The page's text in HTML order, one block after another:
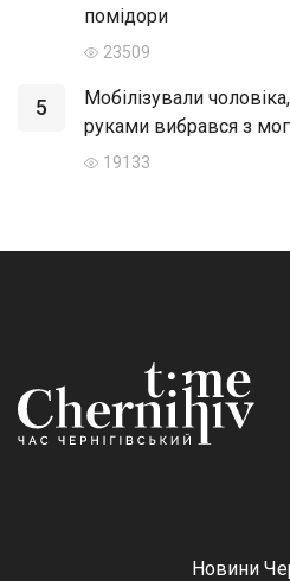
помідори
23509
5
Мобілізували
руками вибрався з
19133
Новини